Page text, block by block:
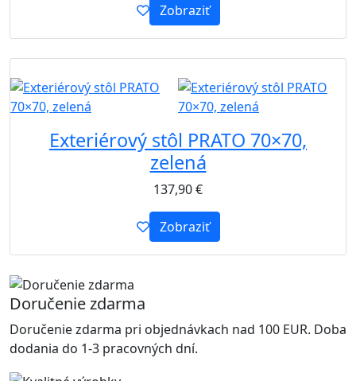
Zobraziť
Exteriérový stôl PRATO 70×70,
zelená
137,90€
Zobraziť
Doručenie zdarma
Doručenie zdarma pri objednávkach nad 100 EUR. Doba
dodania do 1-3 pracovných dní.